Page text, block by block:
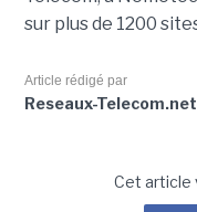
sur plus de 1200
Article rédigé par
Reseaux-Telecom.net
Cet article